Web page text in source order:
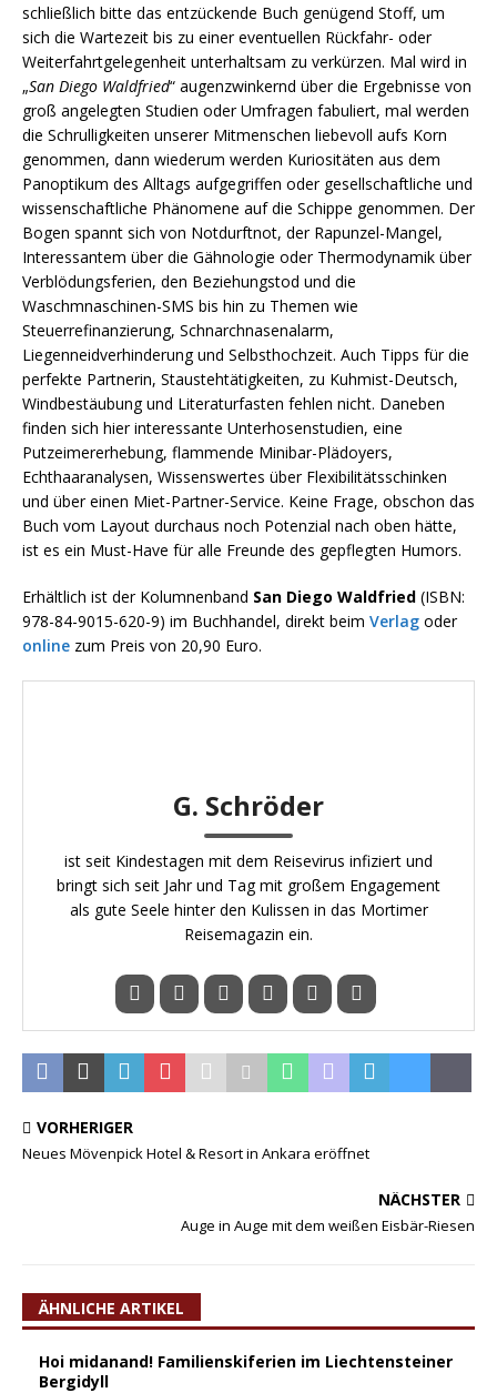
schließlich bitte das entzückende Buch genügend Stoff, um
sich die Wartezeit bis zu einer eventuellen Rückfahr- oder
Weiterfahrtgelegenheit unterhaltsam zu verkürzen. Mal wird in
„San Diego Waldfried“ augenzwinkernd über die Ergebnisse von
groß angelegten Studien oder Umfragen fabuliert, mal werden
die Schrulligkeiten unserer Mitmenschen liebevoll aufs Korn
genommen, dann wiederum werden Kuriositäten aus dem
Panoptikum des Alltags aufgegriffen oder gesellschaftliche und
wissenschaftliche Phänomene auf die Schippe genommen. Der
Bogen spannt sich von Notdurftnot, der Rapunzel-Mangel,
Interessantem über die Gähnologie oder Thermodynamik über
Verblödungsferien, den Beziehungstod und die
Waschmnaschinen-SMS bis hin zu Themen wie
Steuerrefinanzierung, Schnarchnasenalarm,
Liegenneidverhinderung und Selbsthochzeit. Auch Tipps für die
perfekte Partnerin, Staustehtätigkeiten, zu Kuhmist-Deutsch,
Windbestäubung und Literaturfasten fehlen nicht. Daneben
finden sich hier interessante Unterhosenstudien, eine
Putzeimererhebung, flammende Minibar-Plädoyers,
Echthaaranalysen, Wissenswertes über Flexibilitätsschinken
und über einen Miet-Partner-Service. Keine Frage, obschon das
Buch vom Layout durchaus noch Potenzial nach oben hätte,
ist es ein Must-Have für alle Freunde des gepflegten Humors.
Erhältlich ist der Kolumnenband San Diego Waldfried (ISBN:
978-84-9015-620-9) im Buchhandel, direkt beim Verlag oder
online zum Preis von 20,90 Euro.
G. Schröder
ist seit Kindestagen mit dem Reisevirus infiziert und
bringt sich seit Jahr und Tag mit großem Engagement
als gute Seele hinter den Kulissen in das Mortimer
Reisemagazin ein.
VORHERIGER
Neues Mövenpick Hotel & Resort in Ankara eröffnet
NÄCHSTER
Auge in Auge mit dem weißen Eisbär-Riesen
ÄHNLICHE ARTIKEL
Hoi midanand! Familienskiferien im Liechtensteiner
Bergidyll